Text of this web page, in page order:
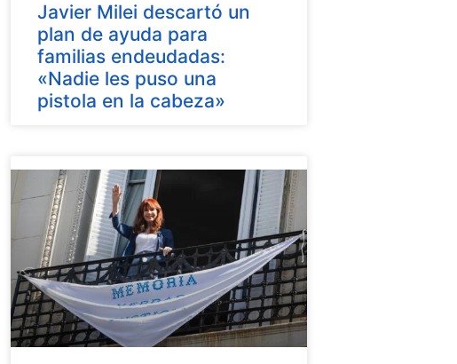
Javier Milei descartó un
plan de ayuda para
familias endeudadas:
«Nadie les puso una
pistola en la cabeza»